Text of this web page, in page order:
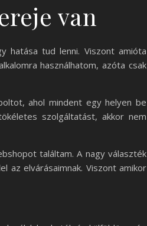
van
hatása tud lenni. Viszont amióta
használhatom, azóta csak
ahol mindent egy helyen be
szolgáltatást, akkor nem
találtam. A nagy választék
az elvárásaimnak. Viszont amikor